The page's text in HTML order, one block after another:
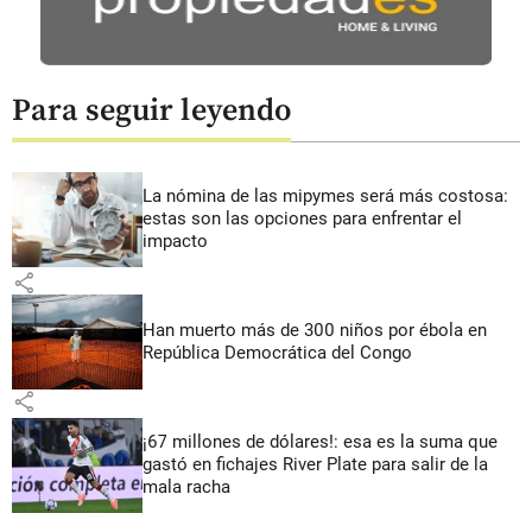
Para seguir leyendo
La nómina de las mipymes será más costosa:
estas son las opciones para enfrentar el
impacto
share
Han muerto más de 300 niños por ébola en
República Democrática del Congo
share
¡67 millones de dólares!: esa es la suma que
gastó en fichajes River Plate para salir de la
mala racha